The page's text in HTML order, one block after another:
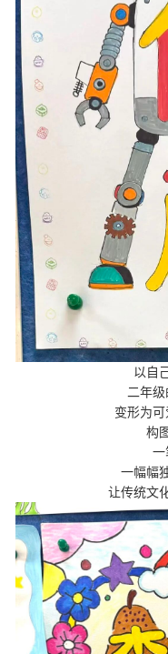
以自
二年
变形为
构
一
一幅幅
让传统文